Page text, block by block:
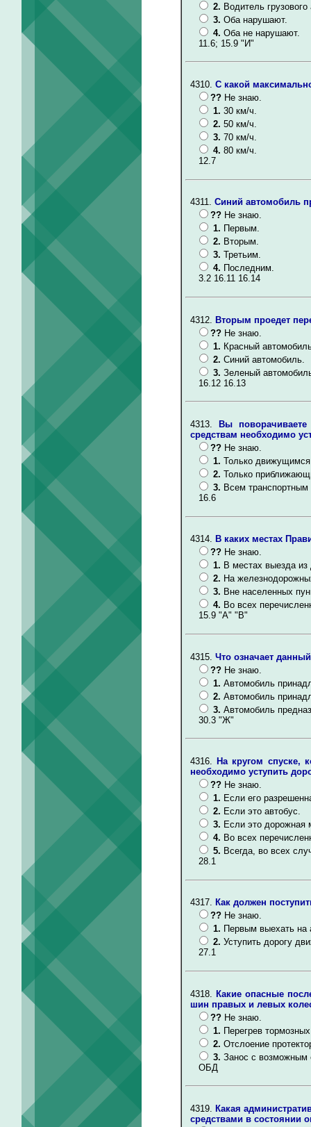
2. Водитель
3. Оба нарушают.
4. Оба не нарушают.
11.6; 15.9 "И"
4310. С какой
?? Не знаю.
1. 30 км/ч.
2. 50 км/ч.
3. 70 км/ч.
4. 80 км/ч.
12.7
4311. Синий автомобиль
?? Не знаю.
1. Первым.
2. Вторым.
3. Третьим.
4. Последним.
3.2 16.11 16.14
4312.
Вторым проедет
?? Не знаю.
1. Красный
2. Синий автомобиль.
3. Зеленый
16.12 16.13
4313.
Вы
средствам необходимо
?? Не знаю.
1. Только
2. Только
3. Всем
16.6
4314. В каких местах
?? Не знаю.
1. В местах выезда
2. На
3. Вне населенных
4. Во всех
15.9 "А" "В"
4315. Что означает
?? Не знаю.
1. Автомобиль
2. Автомобиль
3. Автомобиль
30.3 "Ж"
4316. На кругом спуске,
необходимо уступить
?? Не знаю.
1. Если его
2. Если это автобус.
3. Если это
4. Во всех
5. Всегда, во всех
28.1
4317. Как должен
?? Не знаю.
1. Первым выехать на
2. Уступить дорогу
27.1
4318. Какие опасные
шин правых и левых
?? Не знаю.
1. Перегрев
2. Отслоение
3. Занос с возможным
ОБД
4319.
Какая
средствами в состоянии